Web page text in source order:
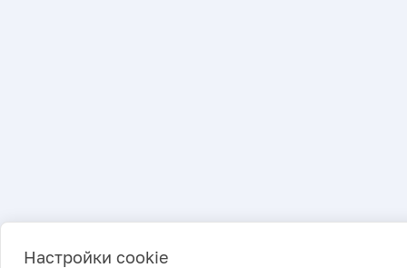
Настройки cookie